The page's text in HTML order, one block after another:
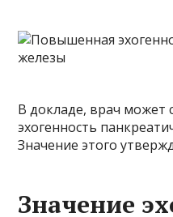
В докладе, врач может
эхогенность
Значение этого
Значение